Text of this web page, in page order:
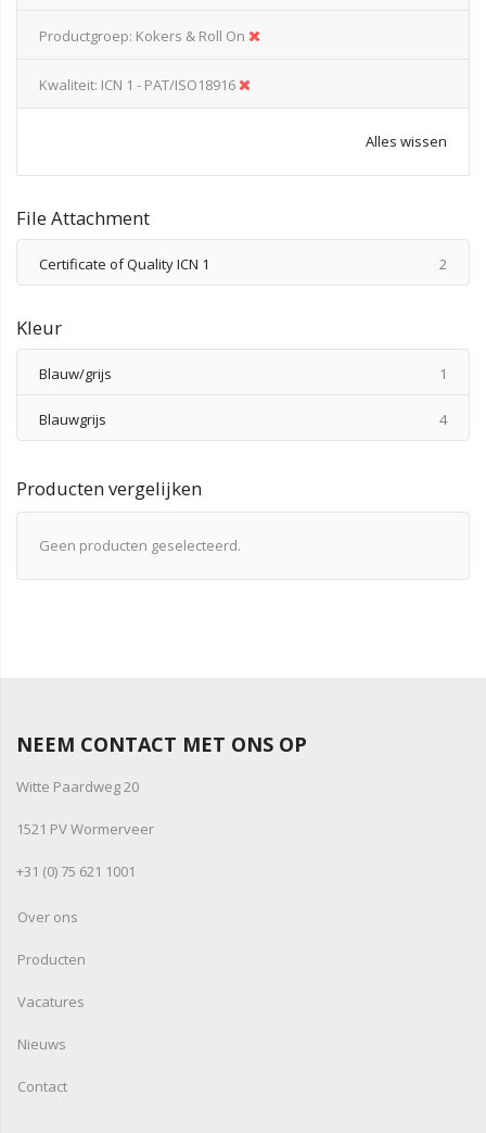
Productgroep Kokers & Roll On
Kwaliteit ICN 1 - PAT/ISO18916
Alles wissen
File Attachment
Certificate of Quality ICN 1 2
Kleur
Blauw/grijs 1
Blauwgrijs 4
Producten vergelijken
Geen producten geselecteerd.
NEEM CONTACT MET ONS OP
Witte Paardweg 20
1521 PV Wormerveer
+31 (0) 75 621 1001
Over ons
Producten
Vacatures
Nieuws
Contact